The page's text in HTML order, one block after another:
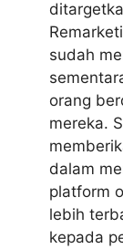
sudah
orang
mereka.
dalam
platform
lebih
kepada